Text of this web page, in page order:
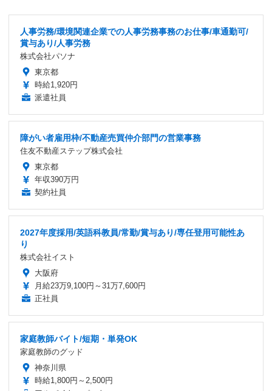
人事労務/環境関連企業での人事労務事務のお仕事/車通勤可/
賞与あり/人事労務
株式会社パソナ
東京都
時給1,920円
派遣社員
障がい者雇用枠/不動産売買仲介部門の営業事務
住友不動産ステップ株式会社
東京都
年収390万円
契約社員
2027年度採用/英語科教員/常勤/賞与あり/専任登用可能性あ
り
株式会社イスト
大阪府
月給23万9,100円～31万7,600円
正社員
家庭教師バイト/短期・単発OK
家庭教師のグッド
神奈川県
時給1,800円～2,500円